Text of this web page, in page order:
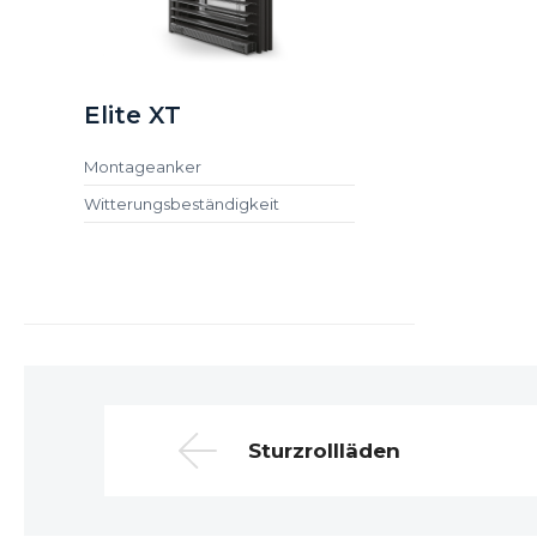
Elite XT
Montageanker
Witterungsbeständigkeit
Sturzrollläden